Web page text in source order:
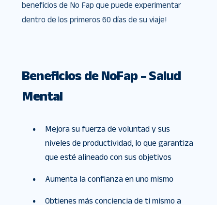
beneficios de No Fap que puede experimentar
dentro de los primeros 60 días de su viaje!
Beneficios de NoFap – Salud
Mental
Mejora su fuerza de voluntad y sus
niveles de productividad, lo que garantiza
que esté alineado con sus objetivos
Aumenta la confianza en uno mismo
Obtienes más conciencia de ti mismo a